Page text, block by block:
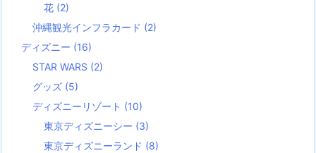
花 (2)
沖縄観光インフラカード (2)
ディズニー (16)
STAR WARS (2)
グッズ (5)
ディズニーリゾート (10)
東京ディズニーシー (3)
東京ディズニーランド (8)